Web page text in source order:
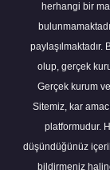
herhangi bir
olup, gerçek
Gerçek kurum
Sitemiz, kar
platformudur.
düşündüğünüz
bildirmeniz